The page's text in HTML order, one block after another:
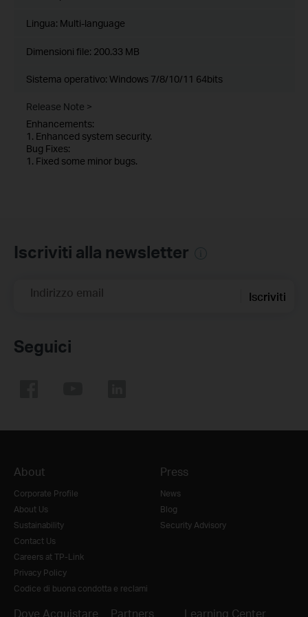
Lingua: Multi-language
Dimensioni file: 200.33 MB
Sistema operativo: Windows 7/8/10/11 64bits
Release Note >
Enhancements:
1. Enhanced system security.
Bug Fixes:
1. Fixed some minor bugs.
Iscriviti alla newsletter
Indirizzo email Iscriviti
Seguici
About
Corporate Profile
About Us
Sustainability
Contact Us
Careers at TP-Link
Privacy Policy
Codice di buona condotta e reclami
Press
News
Blog
Security Advisory
Dove Acquistare Partners Learning Center